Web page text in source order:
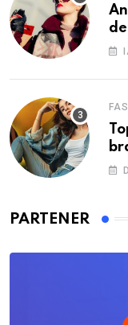
PARTENER